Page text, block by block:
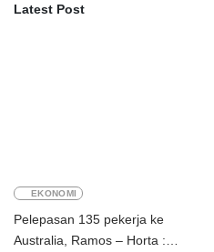
Latest Post
EKONOMI
Pelepasan 135 pekerja ke
Australia, Ramos – Horta :